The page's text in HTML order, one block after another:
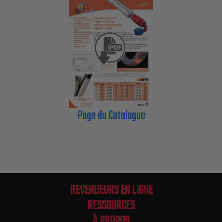
Page du Catalogue
REVENDEURS EN LIGNE
RESSOURCES